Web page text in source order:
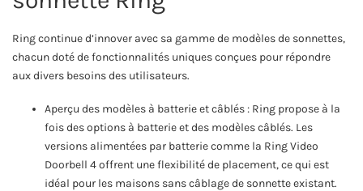
Ring continue d’innover avec sa gamme de modèles de sonnettes,
chacun doté de fonctionnalités uniques conçues pour répondre
aux divers besoins des utilisateurs.
Aperçu des modèles à batterie et câblés : Ring propose à la
fois des options à batterie et des modèles câblés. Les
versions alimentées par batterie comme la Ring Video
Doorbell 4 offrent une flexibilité de placement, ce qui est
idéal pour les maisons sans câblage de sonnette existant.